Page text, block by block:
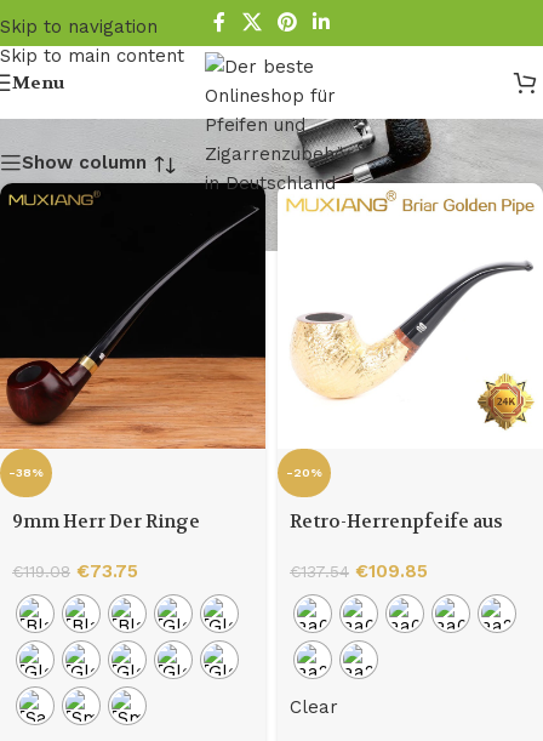
Skip to navigation
Skip to main content
Menu
9mm Filter-Pfeifen
Show column
-38%
9mm Herr Der Ringe
€119.08 €73.75
-20%
Retro-Herrenpfeife aus
€137.54 €109.85
Clear